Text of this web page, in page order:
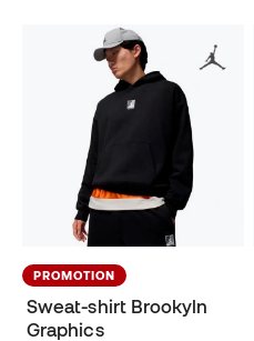
PROMOTION
Sweat-shirt Brookyln
Graphics